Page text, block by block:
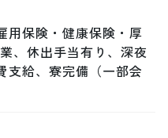
用保険・健康保険・厚
、休出手当有り、深夜
支給、寮完備（一部会